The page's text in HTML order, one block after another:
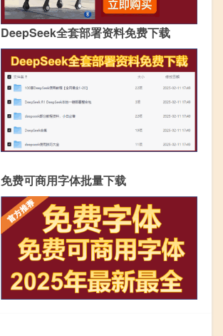
DeepSeek全套部署资料免费下载
免费可商用字体批量下载